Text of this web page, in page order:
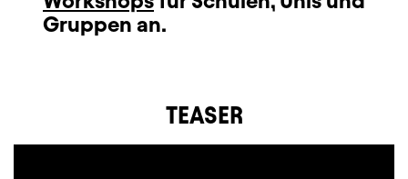
Gruppen an.
TEASER